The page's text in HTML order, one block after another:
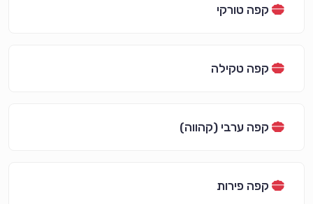
קפה טורקי
קפה טקילה
קפה ערבי (קהווה)
קפה פירות